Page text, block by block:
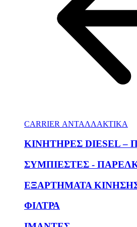
CARRIER ΑΝΤΑΛΛΑΚΤΙΚΑ
KΙΝΗΤΗΡΕΣ DIESEL
ΣΥΜΠΙΕΣΤΕΣ -
ΕΞΑΡΤΗΜΑΤΑ
ΦΙΛΤΡΑ